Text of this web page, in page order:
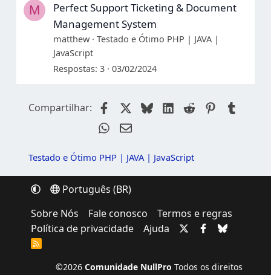
M
Perfect Support Ticketing & Document
Management System
matthew
Testado e Ótimo PHP | JAVA |
JavaScript
Respostas 3 03/02/2024
Compartilhar: FacebookBlueskyLinkedIn
Reddit Pinterest
WhatsApp
Email
Testado e Ótimo PHP | JAVA | JavaScript
Português (BR)
Sobre Nós
Fale conosco
Termos e regras
Política de privacidade
Ajuda
R
©2026Comunidade NullPro Todos os direitos